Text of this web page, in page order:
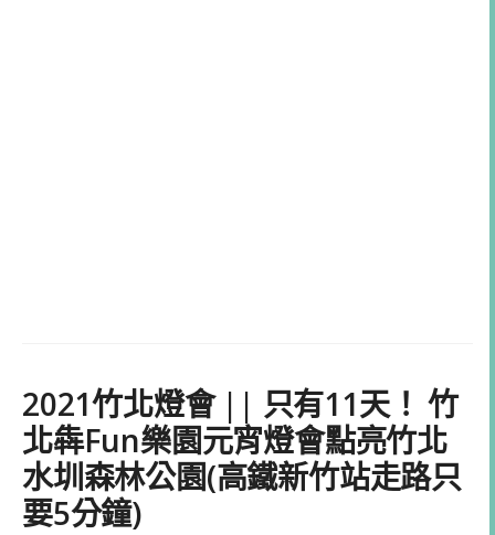
2021竹北燈會 || 只有11天！ 竹
北犇Fun樂園元宵燈會點亮竹北
水圳森林公園(高鐵新竹站走路只
要5分鐘)